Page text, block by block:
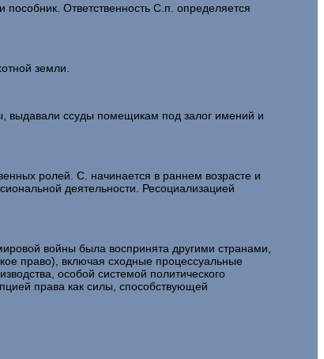
Ответственность С.п. определяется
земли.
выдавали ссуды помещикам под залог имений и
ролей. С. начинается в раннем возрасте и
деятельности. Ресоциализацией
войны была воспринята другими странами,
право), включая сходные процессуальные
особой системой политического
права как силы, способствующей